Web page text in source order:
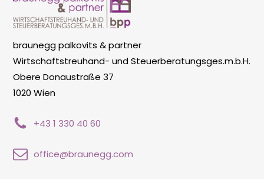
braunegg palkovits & partner
Wirtschaftstreuhand- und Steuerberatungsges.m.b.H.
Obere Donaustraße 37
1020 Wien
+43 1 330 40 60
office@braunegg.com